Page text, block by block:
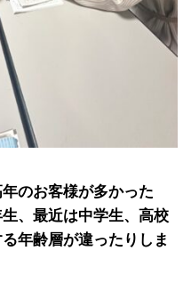
のお客様が多かった
、最近は中学生、高校
年齢層が違ったりしま